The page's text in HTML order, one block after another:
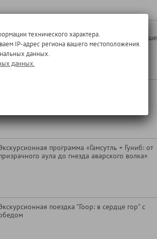
вин (дегустация только для лиц старше
лет)
программа «Гамсутль + Гуниб: от
аула до гнезда аварского волка»
поездка "Гоор: в сердце гор" с
технического характера.
IP-адрес региона вашего местоположения.
данных.
данных.